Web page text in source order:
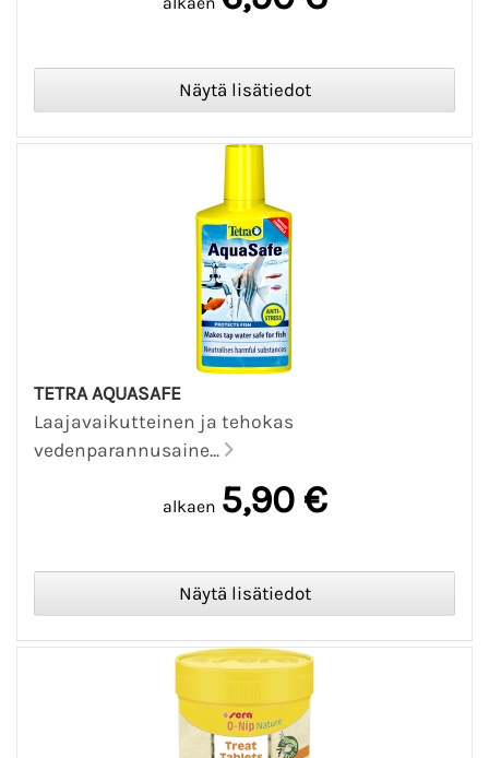
TETRA AQUASAFE
Laajavaikutteinen ja tehokas
vedenparannusaine...
alkaen 5,90 €